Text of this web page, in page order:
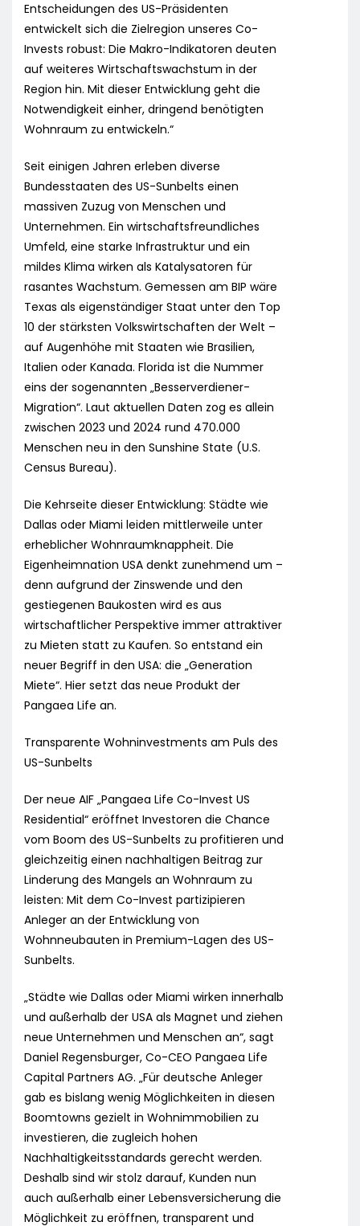
Entscheidungen des US-Präsidenten
entwickelt sich die Zielregion unseres Co-
Invests robust: Die Makro-Indikatoren deuten
auf weiteres Wirtschaftswachstum in der
Region hin. Mit dieser Entwicklung geht die
Notwendigkeit einher, dringend benötigten
Wohnraum zu entwickeln.“
Seit einigen Jahren erleben diverse
Bundesstaaten des US-Sunbelts einen
massiven Zuzug von Menschen und
Unternehmen. Ein wirtschaftsfreundliches
Umfeld, eine starke Infrastruktur und ein
mildes Klima wirken als Katalysatoren für
rasantes Wachstum. Gemessen am BIP wäre
Texas als eigenständiger Staat unter den Top
10 der stärksten Volkswirtschaften der Welt –
auf Augenhöhe mit Staaten wie Brasilien,
Italien oder Kanada. Florida ist die Nummer
eins der sogenannten „Besserverdiener-
Migration“. Laut aktuellen Daten zog es allein
zwischen 2023 und 2024 rund 470.000
Menschen neu in den Sunshine State (U.S.
Census Bureau).
Die Kehrseite dieser Entwicklung: Städte wie
Dallas oder Miami leiden mittlerweile unter
erheblicher Wohnraumknappheit. Die
Eigenheimnation USA denkt zunehmend um –
denn aufgrund der Zinswende und den
gestiegenen Baukosten wird es aus
wirtschaftlicher Perspektive immer attraktiver
zu Mieten statt zu Kaufen. So entstand ein
neuer Begriff in den USA: die „Generation
Miete“. Hier setzt das neue Produkt der
Pangaea Life an.
Transparente Wohninvestments am Puls des
US-Sunbelts
Der neue AIF „Pangaea Life Co-Invest US
Residential“ eröffnet Investoren die Chance
vom Boom des US-Sunbelts zu profitieren und
gleichzeitig einen nachhaltigen Beitrag zur
Linderung des Mangels an Wohnraum zu
leisten: Mit dem Co-Invest partizipieren
Anleger an der Entwicklung von
Wohnneubauten in Premium-Lagen des US-
Sunbelts.
„Städte wie Dallas oder Miami wirken innerhalb
und außerhalb der USA als Magnet und ziehen
neue Unternehmen und Menschen an“, sagt
Daniel Regensburger, Co-CEO Pangaea Life
Capital Partners AG. „Für deutsche Anleger
gab es bislang wenig Möglichkeiten in diesen
Boomtowns gezielt in Wohnimmobilien zu
investieren, die zugleich hohen
Nachhaltigkeitsstandards gerecht werden.
Deshalb sind wir stolz darauf, Kunden nun
auch außerhalb einer Lebensversicherung die
Möglichkeit zu eröffnen, transparent und